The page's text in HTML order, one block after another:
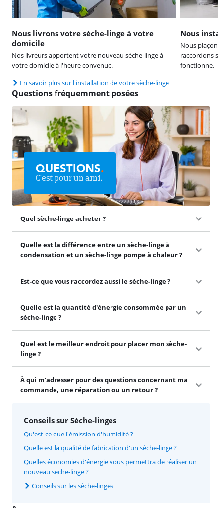
Nous livrons votre sèche-linge à votre
domicile
Nos livreurs apportent votre nouveau sèche-linge à
votre domicile à l'heure convenue.
Nous
Nous
raccordons
fonctionne.
En savoir plus sur l'installation de votre sèche-linge
Questions fréquemment posées
Quel sèche-linge acheter ?
Quelle est la différence entre un sèche-linge à
condensation et un sèche-linge pompe à chaleur ?
Est-ce que vous raccordez aussi le sèche-linge ?
Quelle est la quantité d'énergie consommée par un
sèche-linge ?
Quel est le meilleur endroit pour placer mon sèche-
linge ?
À qui m'adresser pour des questions concernant ma
commande, une réparation ou un retour ?
QUESTIONS.
C'est pour un ami.
Conseils sur Sèche-linges
Qu'est-ce que l'émission d'humidité ?
Quelle est la qualité de fabrication d'un sèche-linge ?
Quelles économies d'énergie vous permettra de réaliser un
nouveau sèche-linge ?
Conseils sur les sèche-linges